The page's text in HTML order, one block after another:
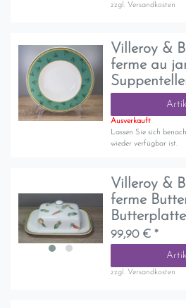
zzgl. Versandkosten
Villeroy &
ferme au
Ausverkauft
Lassen Sie sich
wieder verfügbar ist.
Villeroy &
ferme
99,90 € *
zzgl. Versandkosten